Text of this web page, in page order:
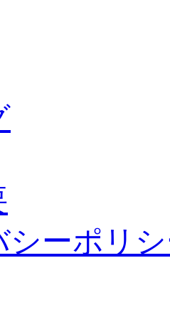
シーポリ